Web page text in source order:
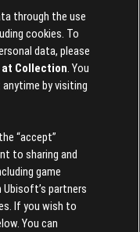
條款和條件。
through the use
cookies. To
data, please
Collection. You
by visiting
“accept”
to sharing and
game
partners
If you wish to
You can